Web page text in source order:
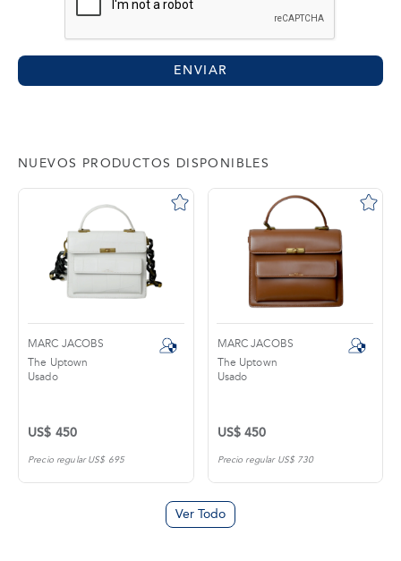
ENVIAR
NUEVOS PRODUCTOS DISPONIBLES
MARC JACOBS
The Uptown
Usado
US$ 450
Precio regular US$ 695
MARC JACOBS
The Uptown
Usado
US$ 450
Precio regular US$ 730
Ver Todo